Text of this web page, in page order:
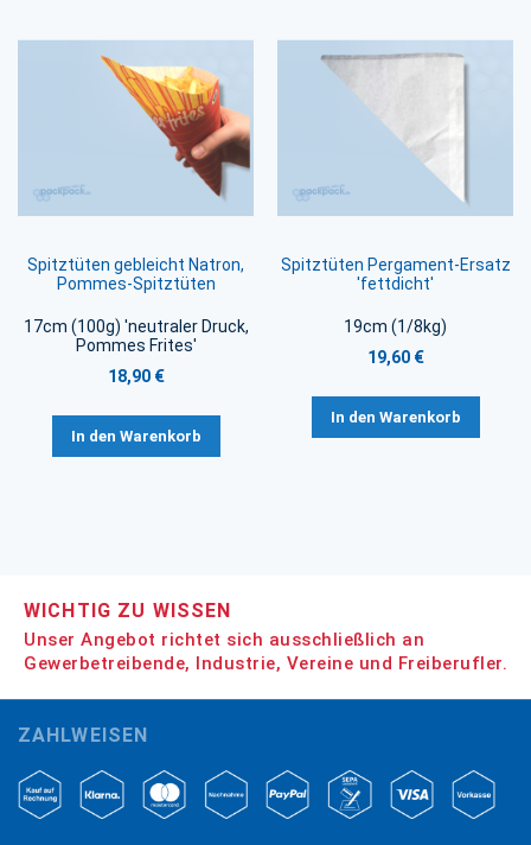
Spitztüten gebleicht Natron,
Pommes-Spitztüten
17cm (100g) 'neutraler Druck,
Pommes Frites'
18,90 €
In den Warenkorb
Spitztüten Pergament-Ersatz
'fettdicht'
19cm (1/8kg)
19,60 €
In den Warenkorb
WICHTIG ZU WISSEN
Unser Angebot richtet sich ausschließlich an
Gewerbetreibende, Industrie, Vereine und Freiberufler.
ZAHLWEISEN